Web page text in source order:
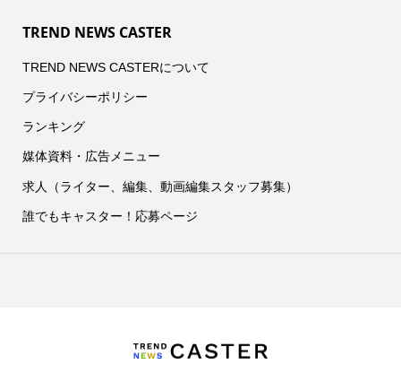
TREND NEWS CASTER
TREND NEWS CASTERについて
プライバシーポリシー
ランキング
媒体資料・広告メニュー
求人（ライター、編集、動画編集スタッフ募集）
誰でもキャスター！応募ページ